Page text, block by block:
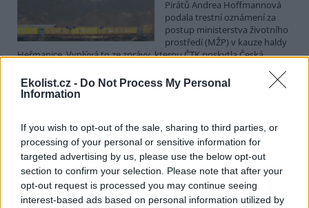
Ekolist.cz - Do Not Process My Personal
Information
If you wish to opt-out of the sale, sharing to third parties, or
processing of your personal or sensitive information for
targeted advertising by us, please use the below opt-out
section to confirm your selection. Please note that after your
opt-out request is processed you may continue seeing
interest-based ads based on personal information utilized by
Pirátů Andrea Hoffmannová
podala trestní oznámení za
postup ministerstva životního
prostředí (MŽP) v kauze haldy
Heřmanice. Vyplývá to ze zprávy, kterou ČTK poskytla Česká
případu České inspekci životního prostředí (ČIŽP) a zastavení řízení.
Hoffmannová ČTK sdělila, že trestní oznámení podala proti dosud
zjištěna prověřováním. Stanovisko MŽP a ČIŽP ČTK shání.
Ředitelé odborů i mluvčí se z ČIŽP rozhodli odejít z
vlastní vůle, řekl Straka
6.8.2026 15:22 (ČTK)